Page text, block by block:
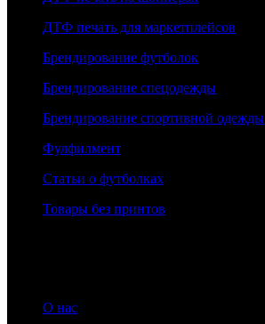
ДТФ печать для маркетплейсов
Брендирование футболок
Брендирование спецодежды
Брендирование спортивной одежды
Фулфилмент
Статьи о футболках
Товары без принтов
О нас